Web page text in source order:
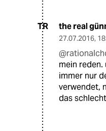
TR the real
27.07.2016,
mein
immer nur
verwendet,
das